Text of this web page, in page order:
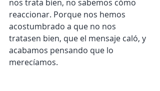
nos trata bien, no sabemos cómo
reaccionar. Porque nos hemos
acostumbrado a que no nos
tratasen bien, que el mensaje caló, y
acabamos pensando que lo
merecíamos.